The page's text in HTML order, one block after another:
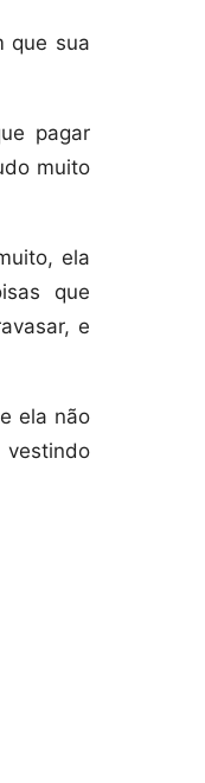
que sua
pagar
muito
ela
que
e
ela não